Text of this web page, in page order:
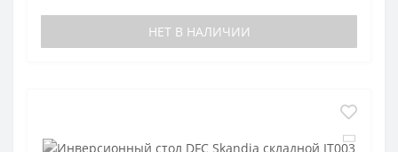
НЕТ В НАЛИЧИИ